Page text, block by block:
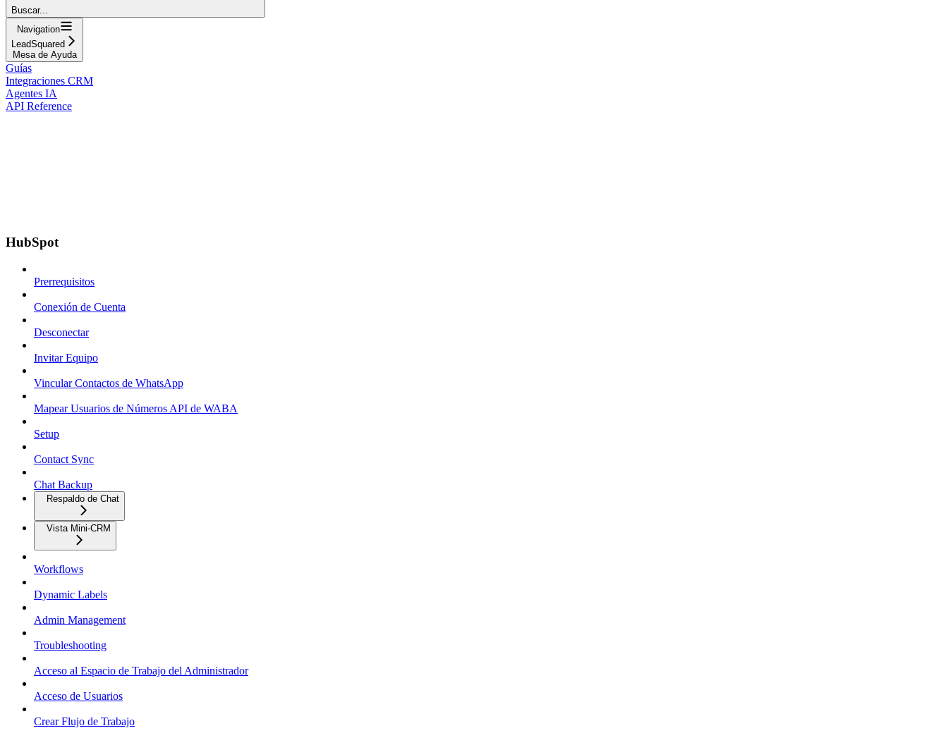
Buscar...
Navigation
LeadSquared
Mesa de Ayuda
Guías
Integraciones CRM
Agentes IA
API Reference
HubSpot
Prerrequisitos
Conexión de Cuenta
Desconectar
Invitar Equipo
Vincular Contactos de WhatsApp
Mapear Usuarios de Números API de WABA
Setup
Contact Sync
Chat Backup
Respaldo de Chat
Vista Mini-CRM
Workflows
Dynamic Labels
Admin Management
Troubleshooting
Acceso al Espacio de Trabajo del Administrador
Acceso de Usuarios
Crear Flujo de Trabajo